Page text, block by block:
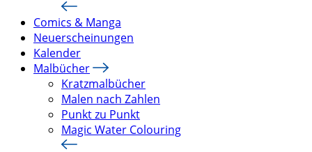
Comics & Manga
Neuerscheinungen
Kalender
Malbücher
Kratzmalbücher
Malen nach Zahlen
Punkt zu Punkt
Magic Water Colouring